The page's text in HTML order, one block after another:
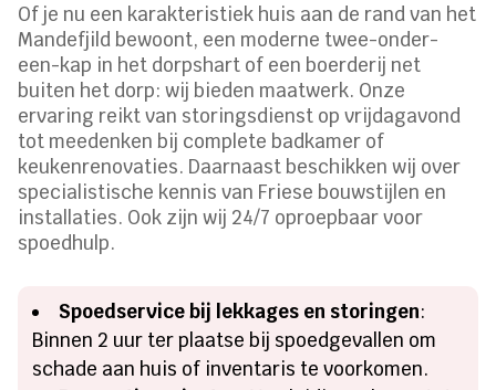
Of je nu een karakteristiek huis aan de rand van het
Mandefjild bewoont, een moderne twee-onder-
een-kap in het dorpshart of een boerderij net
buiten het dorp: wij bieden maatwerk. Onze
ervaring reikt van storingsdienst op vrijdagavond
tot meedenken bij complete badkamer of
keukenrenovaties. Daarnaast beschikken wij over
specialistische kennis van Friese bouwstijlen en
installaties. Ook zijn wij 24/7 oproepbaar voor
spoedhulp.
Spoedservice bij lekkages en storingen:
Binnen 2 uur ter plaatse bij spoedgevallen om
schade aan huis of inventaris te voorkomen.